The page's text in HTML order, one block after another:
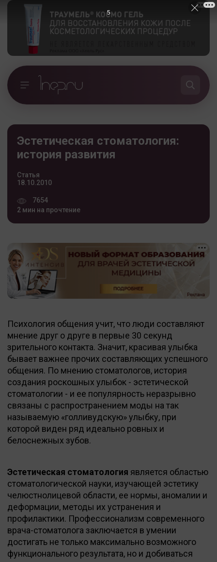
Эстетическая стоматология:
история развития
Статья
18.10.2010
7654
2 мин на прочтение
Психология общения учит, что люди составляют
мнение друг о друге в первые 30 секунд
зрительного контакта. Значит, красивая улыбка
бывает важнее прочих составляющих успешного
общения. По мнению стоматологов, история
создания роскошных улыбок - эстетической
стоматологии - и ее популярность неразрывно
связаны с распространением моды на так
называемую «голливудскую» улыбку, при
которой виден ряд идеально ровных и
белоснежных зубов.
Эстетическая стоматология является областью
стоматологической науки, изучающей эстетику
челюстнолицевой области, ее нормы, аномалии и
деформации, методы их устранения и
профилактики. Профессионализм современного
врача-стоматолога заключается в умении
достигать не только максимально возможного
функционального результата, но и добиваться
5